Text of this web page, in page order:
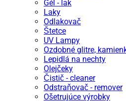
Gél - lak
Laky
Odlakovač
Štetce
UV Lampy
Ozdobné glitre,
Lepidlá na nechty
Olejčeky
Čistič - cleaner
Odstraňovač - remover
Ošetrujúce výrobky